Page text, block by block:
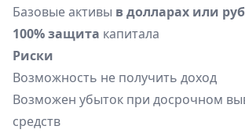
Базовые активы в долларах или
100% защита капитала
Риски
Возможность не получить доход
Возможен убыток при досрочном
средств